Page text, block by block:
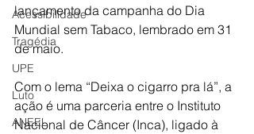
Acessibilidade
Tragédia
UPE
Luto
ANEEL
lançamento da campanha do Dia
Mundial sem Tabaco, lembrado em 31
de maio.
Com o lema “Deixa o cigarro pra lá”, a
ação é uma parceria entre o Instituto
Nacional de Câncer (Inca), ligado à